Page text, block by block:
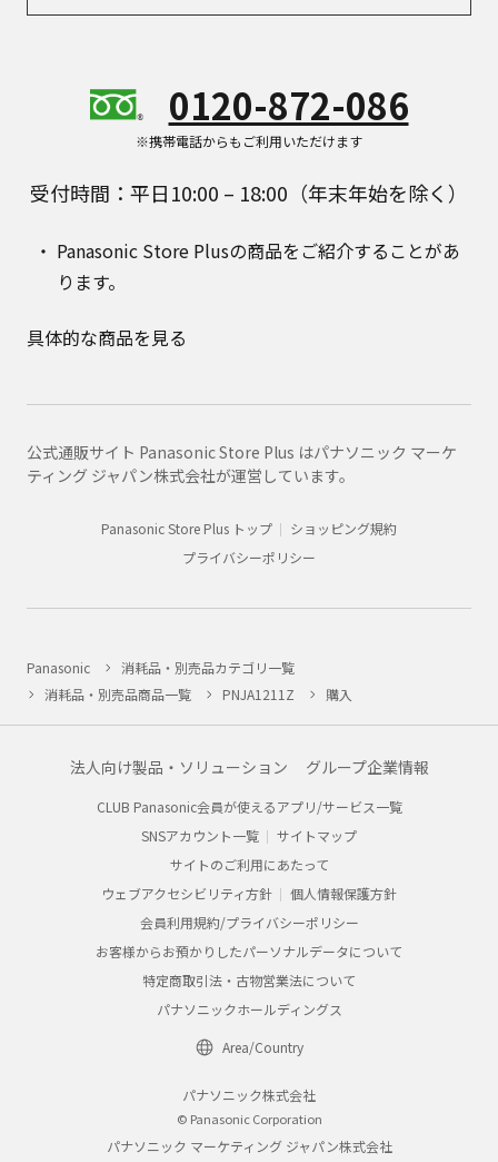
0120-872-086
※携帯電話からもご利用いただけます
受付時間：平日10:00 – 18:00（年末年始を除く）
Panasonic Store Plusの商品をご紹介することがあ
ります。
具体的な商品を見る
公式通販サイト Panasonic Store Plus はパナソニック マーケ
ティング ジャパン株式会社が運営しています。
Panasonic Store Plus トップ
ショッピング規約
プライバシーポリシー
Panasonic
消耗品・別売品カテゴリ一覧
消耗品・別売品商品一覧
PNJA1211Z 購入
法人向け製品・ソリューション グループ企業情報
CLUB Panasonic会員が使えるアプリ/サービス一覧
SNSアカウント一覧
サイトマップ
サイトのご利用にあたって
ウェブアクセシビリティ方針
個人情報保護方針
会員利用規約/プライバシーポリシー
お客様からお預かりしたパーソナルデータについて
特定商取引法・古物営業法について
パナソニックホールディングス
Area/Country
パナソニック株式会社
© Panasonic Corporation
パナソニック マーケティング ジャパン株式会社